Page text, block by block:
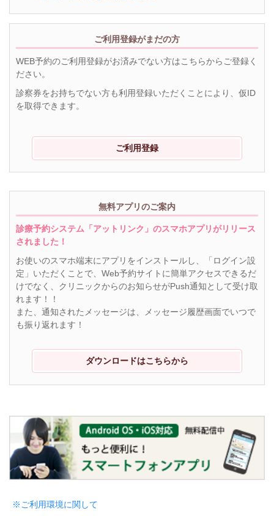
ご利用登録がまだの方
WEB予約のご利用登録がお済みでない方はこちらからご登録く
ださい。
診察券をお持ちでない方も利用登録いただくことにより、仮ID
を取得できます。
ご利用登録
無料アプリのご案内
診療予約システム「アットリンク」のスマホアプリがリリース
されました！
お使いのスマホ端末にアプリをインストールし、「ログイン設
定」いただくことで、Web予約サイトに簡単アクセスできるだ
けでなく、クリニックからのお知らせがPush通知として受け取
れます！！
また、通知されたメッセージは、メッセージ履歴画面でいつで
も振り返れます！
ダウンロードはこちらから
※ご利用環境に関して